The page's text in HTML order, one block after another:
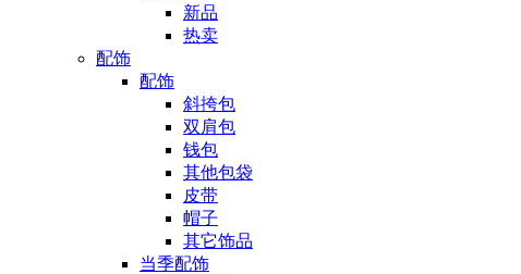
新品
热卖
配饰
配饰
斜挎包
双肩包
钱包
其他包袋
皮带
帽子
其它饰品
当季配饰